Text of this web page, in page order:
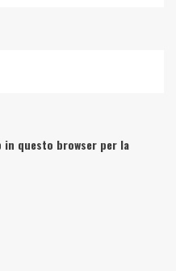
in questo browser per la